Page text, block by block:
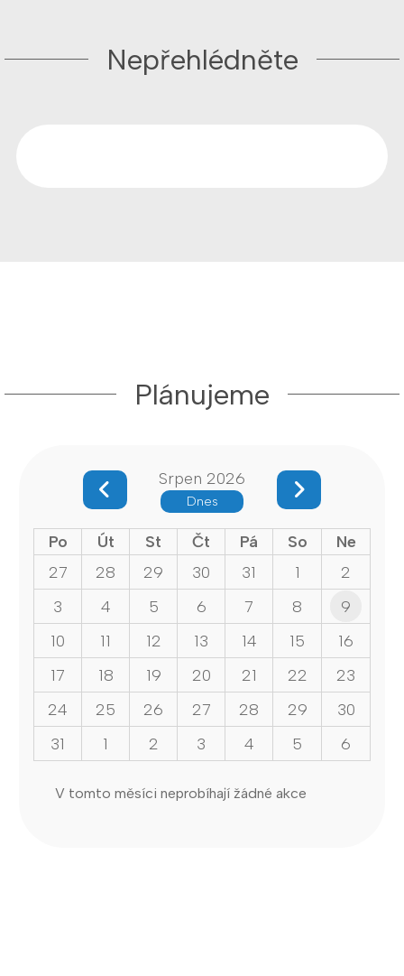
Nepřehlédněte
Plánujeme
Srpen 2026
Dnes
Po Út St Čt Pá So
Ne
27
28 29 30 31 1
2
3
4 5 6 7 8
9
10
11 12 13 14 15
16
17
18 19 20 21 22
23
24
25 26 27 28 29
30
31
1 2 3 4 5 6
V tomto měsíci neprobíhají žádné akce